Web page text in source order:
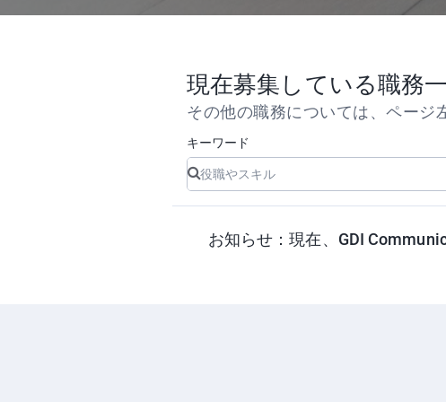
現在募集している職務
その他の職務については、ページ
キーワード
お知らせ：現在、GDI